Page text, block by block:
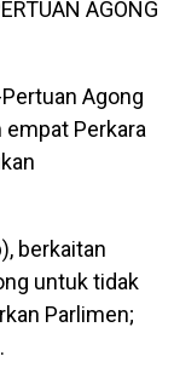
AGONG
Agong
empat Perkara
berkaitan
untuk tidak
Parlimen;